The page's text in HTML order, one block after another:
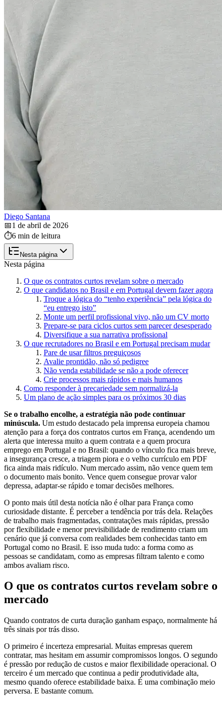
Diego Santana
📅1 de abril de 2026
⏱️6 min de leitura
Nesta página
Nesta página
O que os contratos curtos revelam sobre o mercado
O que candidatos no Brasil e em Portugal devem fazer agora
Troque a lógica do “tenho experiência” pela lógica do
“eu entrego isto”
Monte um perfil profissional vivo, não um CV morto
Prepare-se para ciclos curtos sem parecer desesperado
Diversifique a sua narrativa profissional
O que recrutadores no Brasil e em Portugal precisam mudar
Pare de usar filtros preguiçosos
Avalie prontidão, não só pedigree
Não venda estabilidade se não a pode oferecer
Crie processos mais rápidos e mais humanos
Como responder à precariedade sem normalizá-la
Um plano de ação simples para os próximos 30 dias
Se o trabalho encolhe, a estratégia não pode continuar
minúscula. Um estudo destacado pela imprensa europeia chamou
atenção para a força dos contratos curtos em França, acendendo um
alerta que interessa muito a quem contrata e a quem procura
emprego em Portugal e no Brasil: quando o vínculo fica mais breve,
a insegurança cresce, a triagem piora e o velho currículo em PDF
fica ainda mais ridículo. Num mercado assim, não vence quem tem
o documento mais bonito. Vence quem consegue provar valor
depressa, adaptar-se rápido e tomar decisões melhores.
O ponto mais útil desta notícia não é olhar para França como
curiosidade distante. É perceber a tendência por trás dela. Relações
de trabalho mais fragmentadas, contratações mais rápidas, pressão
por flexibilidade e menor previsibilidade de rendimento criam um
cenário que já conversa com realidades bem conhecidas tanto em
Portugal como no Brasil. E isso muda tudo: a forma como as
pessoas se candidatam, como as empresas filtram talento e como
ambos avaliam risco.
O que os contratos curtos revelam sobre o
mercado
Quando contratos de curta duração ganham espaço, normalmente há
três sinais por trás disso.
O primeiro é incerteza empresarial. Muitas empresas querem
contratar, mas hesitam em assumir compromissos longos. O segundo
é pressão por redução de custos e maior flexibilidade operacional. O
terceiro é um mercado que continua a pedir produtividade alta,
mesmo quando oferece estabilidade baixa. É uma combinação meio
perversa. E bastante comum.